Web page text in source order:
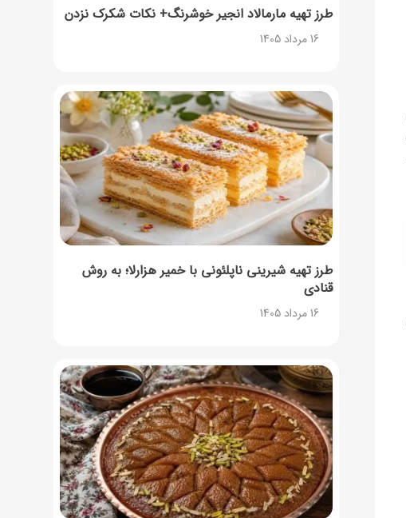
طرز تهیه مارمالاد انجیر خوشرنگ+ نکات شکرک نزدن
16 مرداد 1405
طرز تهیه شیرینی ناپلئونی با خمیر هزارلا؛ به روش
قنادی
16 مرداد 1405